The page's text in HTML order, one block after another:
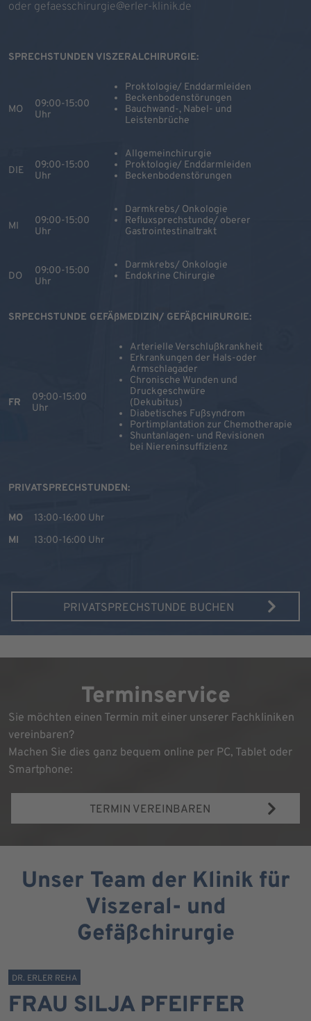
oder gefaesschirurgie@erler-klinik.de
SPRECHSTUNDEN VISZERALCHIRURGIE:
MO
09:00-15:00
Uhr
Proktologie/ Enddarmleiden
Beckenbodenstörungen
Bauchwand-, Nabel- und
Leistenbrüche
DIE
09:00-15:00
Uhr
Allgemeinchirurgie
Proktologie/ Enddarmleiden
Beckenbodenstörungen
MI
09:00-15:00
Uhr
Darmkrebs/ Onkologie
Refluxsprechstunde/ oberer
Gastrointestinaltrakt
DO
09:00-15:00
Uhr
Darmkrebs/ Onkologie
Endokrine Chirurgie
SRPECHSTUNDE GEFÄßMEDIZIN/ GEFÄßCHIRURGIE:
FR
09:00-15:00
Uhr
Arterielle Verschlußkrankheit
Erkrankungen der Hals-oder
Armschlagader
Chronische Wunden und
Druckgeschwüre
(Dekubitus)
Diabetisches Fußsyndrom
Portimplantation zur Chemotherapie
Shuntanlagen- und Revisionen
bei Niereninsuffizienz
PRIVATSPRECHSTUNDEN:
MO
13:00-16:00 Uhr
MI
13:00-16:00 Uhr
PRIVATSPRECHSTUNDE BUCHEN
Terminservice
Sie möchten einen Termin mit einer unserer Fachkliniken
vereinbaren?
Machen Sie dies ganz bequem online per PC, Tablet oder
Smartphone:
TERMIN VEREINBAREN
Unser Team der Klinik für
Viszeral- und
Gefäßchirurgie
DR. ERLER REHA
FRAU SILJA PFEIFFER